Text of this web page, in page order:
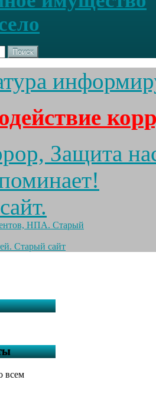
Поиск
Защита
НПА. Старый
Старый сайт
всем